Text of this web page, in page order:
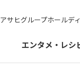
アサヒグループホールデ
エンタメ・レシ